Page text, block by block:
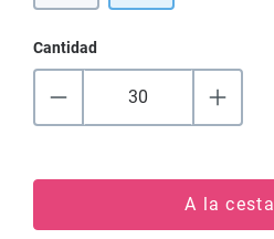
Cantidad
A la cesta